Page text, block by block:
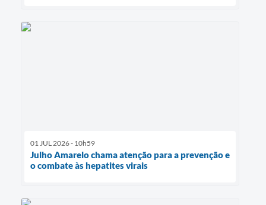
01 JUL 2026 - 10h59
Julho Amarelo chama atenção para a prevenção e
o combate às hepatites virais